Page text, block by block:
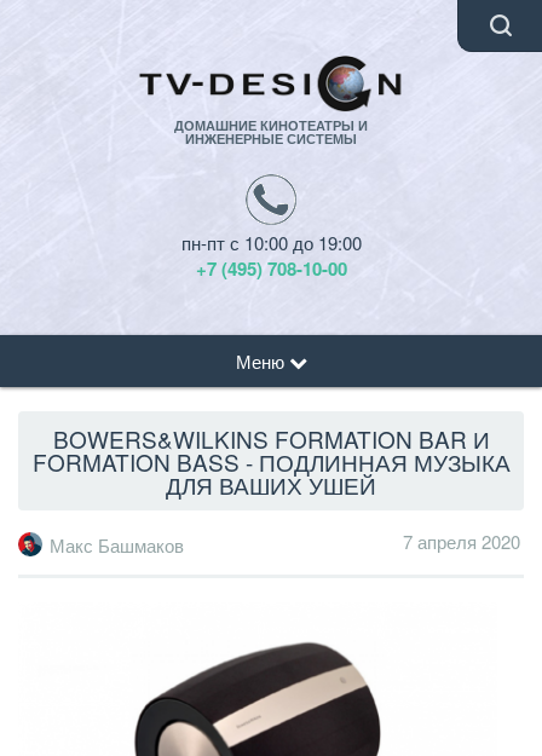
ДОМАШНИЕ КИНОТЕАТРЫ И
ИНЖЕНЕРНЫЕ СИСТЕМЫ
пн-пт с 10:00 до 19:00
+7 (495) 708-10-00
Меню
BOWERS&WILKINS FORMATION BAR И
FORMATION BASS - ПОДЛИННАЯ МУЗЫКА
ДЛЯ ВАШИХ УШЕЙ
Макс Башмаков 7 апреля 2020